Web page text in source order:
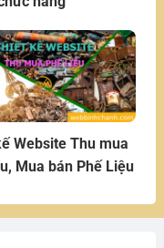
Website Thu mua
Mua bán Phế Liệu